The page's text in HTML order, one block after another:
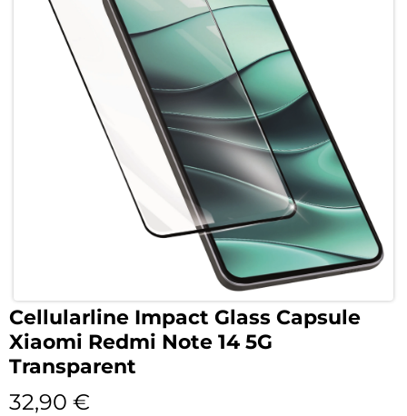
Cellularline Impact Glass Capsule
Xiaomi Redmi Note 14 5G
Transparent
32,90 €